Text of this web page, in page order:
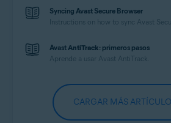
Syncing Avast Secure Browser
Instructions on how to sync Avast
AvastAntiTrack: primeros pasos
Aprende a usar Avast AntiTrack
CARGAR MÁS